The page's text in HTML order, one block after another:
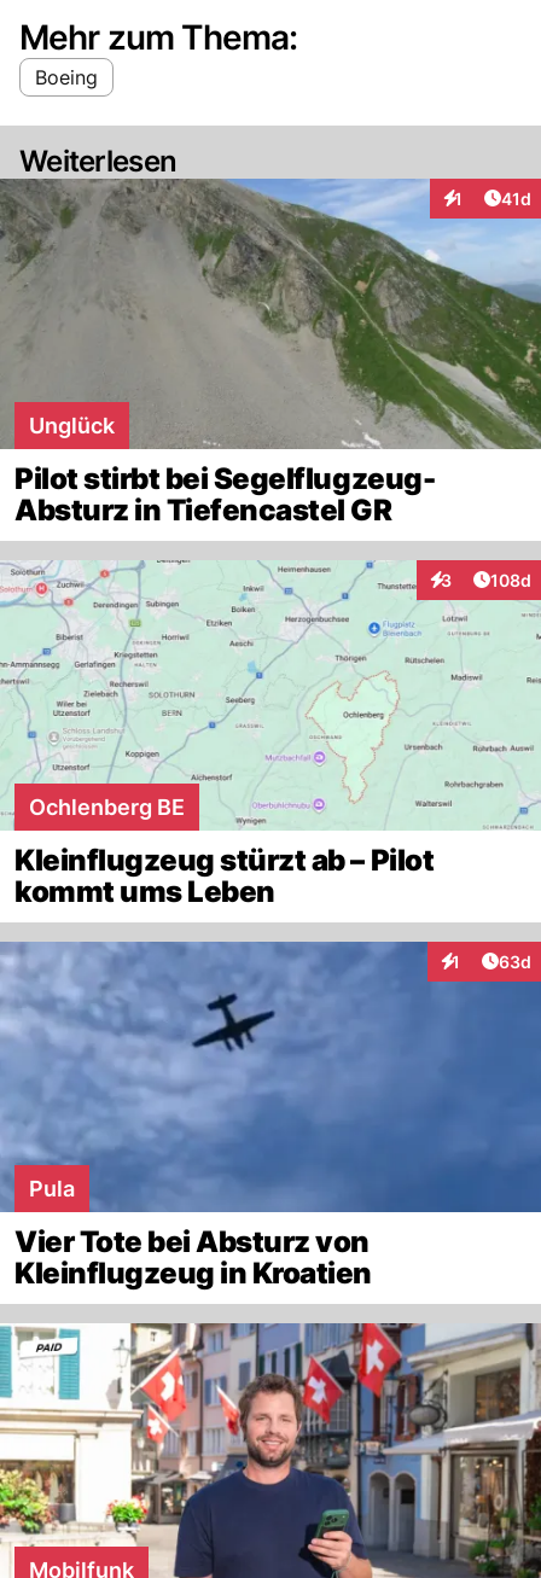
Mehr zum Thema:
Boeing
Weiterlesen
1 41d
Unglück
Pilot stirbt bei Segelflugzeug-
Absturz in Tiefencastel GR
3
Interaktionen
108d
Ochlenberg BE
Kleinflugzeug stürzt ab – Pilot
kommt ums Leben
1
Interaktionen
63d
Pula
Vier Tote bei Absturz von
Kleinflugzeug in Kroatien
Mobilfunk